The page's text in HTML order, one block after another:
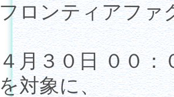
フロンティアファ
４月３０日 ００
を対象に、